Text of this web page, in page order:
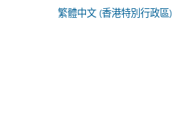
繁體中文 (香港特別行政區)